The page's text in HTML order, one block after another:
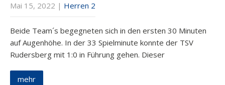
Mai 15, 2022 | Herren 2
Beide Team´s begegneten sich in den ersten 30 Minuten
auf Augenhöhe. In der 33 Spielminute konnte der TSV
Rudersberg mit 1:0 in Führung gehen. Dieser
mehr